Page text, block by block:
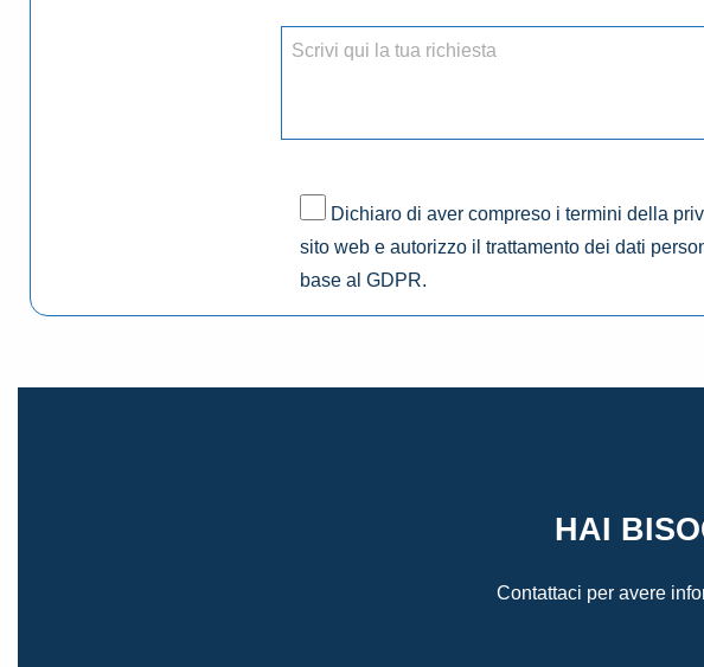
Dichiaro di aver compreso i termini della
sito web e autorizzo il trattamento dei dati
base al GDPR.
HAI
Contattaci per avere